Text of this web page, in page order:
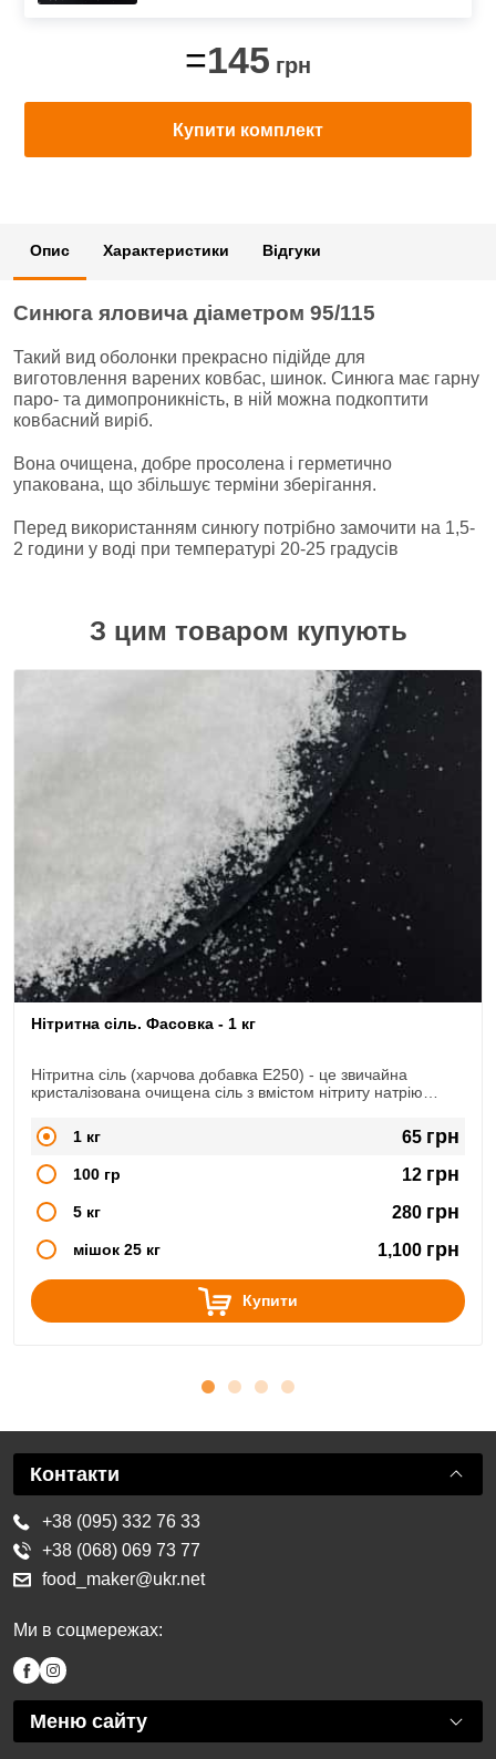
=145 грн
Купити комплект
Опис Характеристики Відгуки
Синюга яловича діаметром 95/115
Такий вид оболонки прекрасно підійде для
виготовлення варених ковбас, шинок. Синюга має гарну
паро- та димопроникність, в ній можна подкоптити
ковбасний виріб.
Вона очищена, добре просолена і герметично
упакована, що збільшує терміни зберігання.
Перед використанням синюгу потрібно замочити на 1,5-
2 години у воді при температурі 20-25 градусів
З цим товаром купують
Нітритна сіль. Фасовка - 1 кг
Нітритна сіль (харчова добавка Е250) - це звичайна
кристалізована очищена сіль з вмістом нітриту натрію
при виготовленні копченостей, ковбас, сиров'ялених
продуктів.
1 кг 65 грн
100 гр 12 грн
5 кг 280 грн
мішок 25 кг 1,100 грн
Купити
Меню сайту
Контакти
+38 (095) 332 76 33
+38 (068) 069 73 77
food_maker@ukr.net
Ми в соцмережах: